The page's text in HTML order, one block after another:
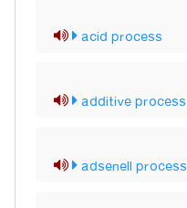
acid process
additive process
adsenell process